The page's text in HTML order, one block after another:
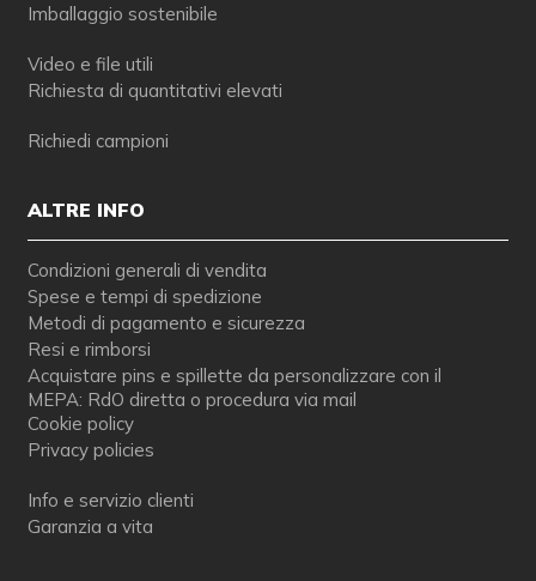
Imballaggio sostenibile
Video e file utili
Richiesta di quantitativi elevati
Richiedi campioni
ALTRE INFO
Condizioni generali di vendita
Spese e tempi di spedizione
Metodi di pagamento e sicurezza
Resi e rimborsi
Acquistare pins e spillette da personalizzare con il
MEPA: RdO diretta o procedura via mail
Cookie policy
Privacy policies
Info e servizio clienti
Garanzia a vita